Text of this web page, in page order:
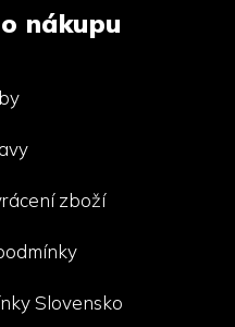
nákupu
zboží
Slovensko